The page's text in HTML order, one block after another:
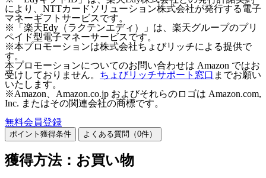
により、NTTカードソリューション株式会社が発行する電子
マネーギフトサービスです。
※「楽天Edy（ラクテンエディ）」は、楽天グループのプリ
ペイド型電子マネーサービスです。
※本プロモーションは株式会社ちょびリッチによる提供で
す。
本プロモーションについてのお問い合わせは Amazon ではお
受けしておりません。 ちょびリッチサポート窓口 までお願い
いたします。
※Amazon、Amazon.co.jp およびそれらのロゴは Amazon.com,
Inc. またはその関連会社の商標です。
無料会員登録
ポイント獲得条件 よくある質問（0件）
獲得方法：お買い物